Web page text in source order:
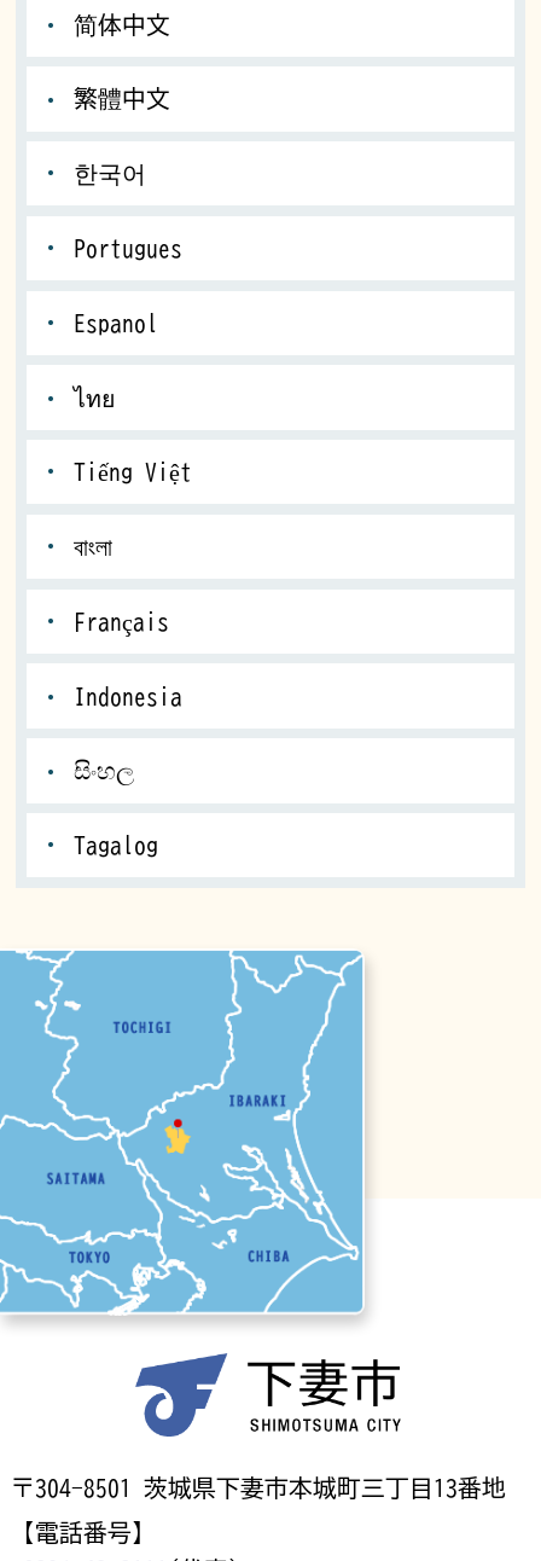
简体中文
繁體中文
한국어
Portugues
Espanol
ไทย
Tiếng Việt
বাংলা
Français
Indonesia
සිංහල
Tagalog
〒304-8501 茨城県下妻市本城町三丁目13番地
【電話番号】